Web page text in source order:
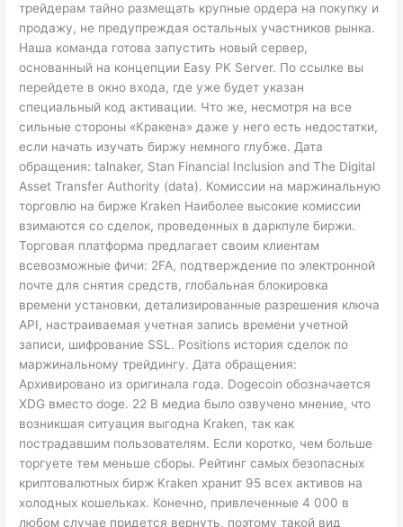
трейдерам тайно размещать крупные ордера на покупку и
продажу, не предупреждая остальных участников рынка.
Наша команда готова запустить новый сервер,
основанный на концепции Easy PK Server. По ссылке вы
перейдете в окно входа, где уже будет указан
специальный код активации. Что же, несмотря на все
сильные стороны «Кракена» даже у него есть недостатки,
если начать изучать биржу немного глубже. Дата
обращения: talnaker, Stan Financial Inclusion and The Digital
Asset Transfer Authority (data). Комиссии на маржинальную
торговлю на бирже Kraken Наиболее высокие комиссии
взимаются со сделок, проведенных в даркпуле биржи.
Торговая платформа предлагает своим клиентам
всевозможные фичи: 2FA, подтверждение по электронной
почте для снятия средств, глобальная блокировка
времени установки, детализированные разрешения ключа
API, настраиваемая учетная запись времени учетной
записи, шифрование SSL. Positions история сделок по
маржинальному трейдингу. Дата обращения:
Архивировано из оригинала года. Dogecoin обозначается
XDG вместо doge. 22 В медиа было озвучено мнение, что
возникшая ситуация выгодна Kraken, так как
пострадавшим пользователям. Если коротко, чем больше
торгуете тем меньше сборы. Рейтинг самых безопасных
криптовалютных бирж Kraken хранит 95 всех активов на
холодных кошельках. Конечно, привлеченные 4 000 в
любом случае придется вернуть, поэтому такой вид